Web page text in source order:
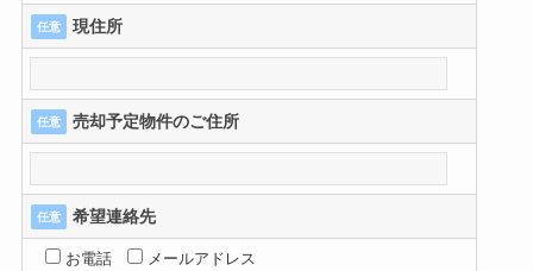
任意 現住所
任意 売却予定物件のご住所
任意 希望連絡先
お電話 メールアドレス